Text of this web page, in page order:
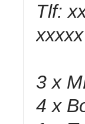
Tlf:
3 x
4 x